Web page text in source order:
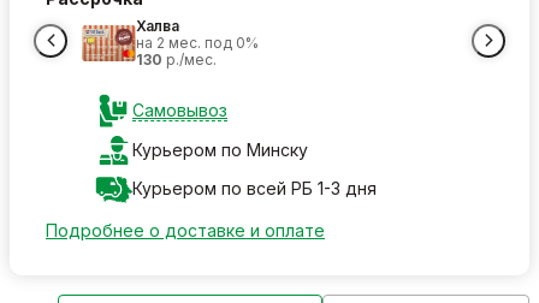
Халва
на 2 мес. под 0%
130 р./мес.
Самовывоз
Курьером по Минску
Курьером по всей РБ 1-3 дня
Подробнее о доставке и оплате